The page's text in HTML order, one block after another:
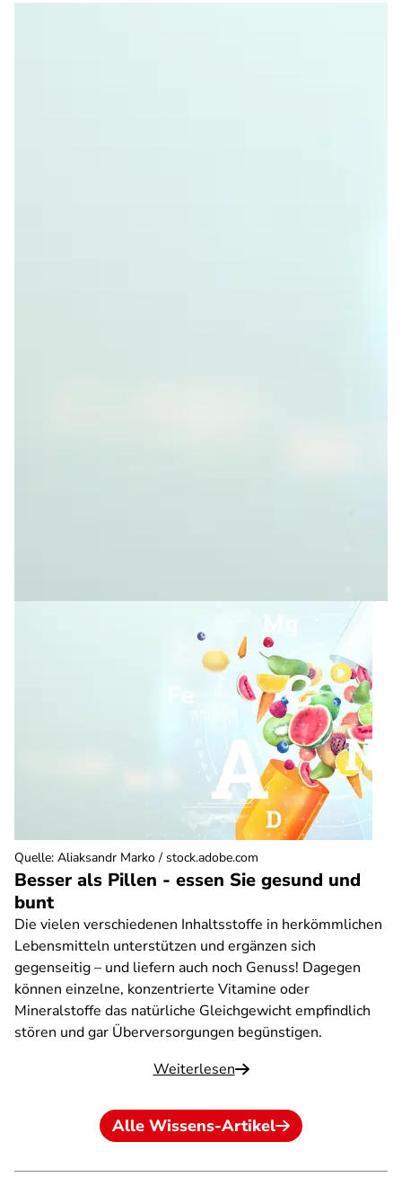
Besser als Pillen - essen Sie gesund und
bunt
Die vielen verschiedenen Inhaltsstoffe in herkömmlichen
Lebensmitteln unterstützen und ergänzen sich
gegenseitig – und liefern auch noch Genuss! Dagegen
können einzelne, konzentrierte Vitamine oder
Mineralstoffe das natürliche Gleichgewicht empfindlich
stören und gar Überversorgungen begünstigen.
Weiterlesen
Quelle: Aliaksandr Marko / stock.adobe.com
Alle Wissens-Artikel